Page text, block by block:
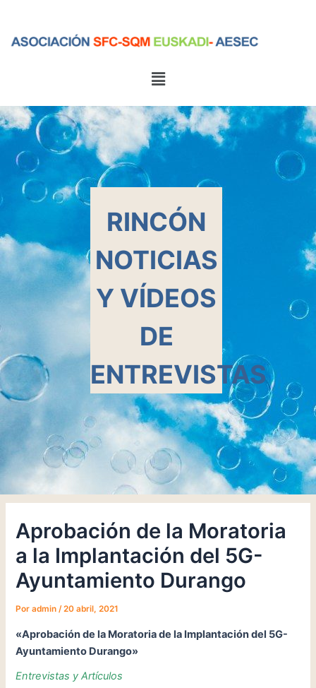
Menú
Menú
RINCÓN
NOTICIAS
Y VÍDEOS
DE
ENTREVISTAS
Aprobación de la Moratoria
a la Implantación del 5G-
Ayuntamiento Durango
Poradmin/20 abril, 2021
«Aprobación de la Moratoria de la Implantación del 5G-
Ayuntamiento Durango»
Entrevistas y Artículos